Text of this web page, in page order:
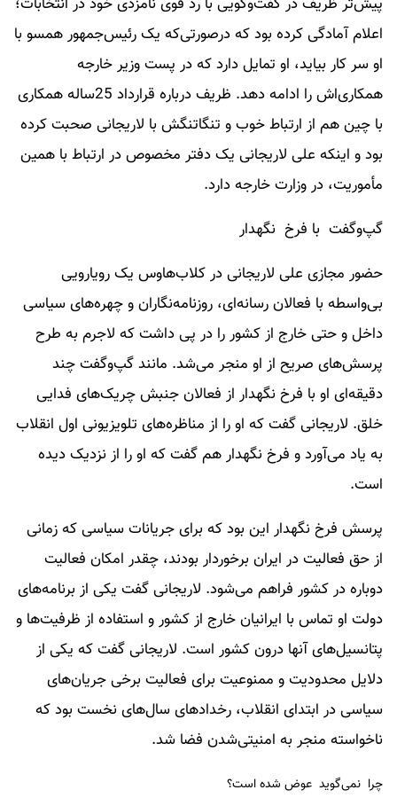
اعلام آمادگی کرده بود که در‌صورتی‌که یک رئیس‌جمهور همسو با
او سر کار بیاید، او تمایل دارد که در پست وزیر خارجه
همکاری‌اش را ادامه دهد. ظریف درباره قرارداد 25‌ساله همکاری
با چین هم از ارتباط خوب و تنگاتنگش با لاریجانی صحبت کرده
بود و اینکه علی لاریجانی یک دفتر مخصوص در ارتباط با همین
مأموریت، در وزارت خارجه دارد.
گپ‌وگفت با فرخ نگهدار
حضور مجازی علی لاریجانی در کلاب‌هاوس یک رویارویی
بی‌واسطه با فعالان رسانه‌ای، روزنامه‌نگاران و چهره‌های سیاسی
داخل و حتی خارج از کشور را در پی داشت که لاجرم به طرح
پرسش‌های صریح از او منجر می‌شد. مانند گپ‌و‌گفت چند
دقیقه‌ای او با فرخ نگهدار از فعالان جنبش چریک‌های فدایی
خلق. لاریجانی گفت که او را از مناظره‌های تلویزیونی اول انقلاب
به یاد می‌آورد و فرخ نگهدار هم گفت که او را از نزدیک دیده
است.
پرسش فرخ نگهدار این بود که برای جریانات سیاسی‌ که زمانی
از حق فعالیت در ایران برخوردار بودند، چقدر امکان فعالیت
دوباره در کشور فراهم می‌شود. لاریجانی گفت یکی از برنامه‌های
دولت او تماس با ایرانیان خارج از کشور و استفاده از ظرفیت‌ها و
پتانسیل‌های آنها درون کشور است. لاریجانی گفت که یکی از
دلایل محدودیت و ممنوعیت برای فعالیت برخی جریان‌های
سیاسی در ابتدای انقلاب، رخدادهای سال‌های نخست بود که
ناخواسته منجر به امنیتی‌شدن فضا شد.
چرا نمی‌گوید عوض شده است؟